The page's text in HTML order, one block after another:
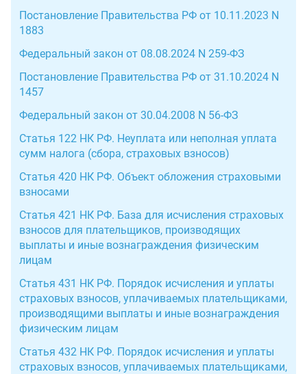
Постановление Правительства РФ от 10.11.2023 N
1883
Федеральный закон от 08.08.2024 N 259-ФЗ
Постановление Правительства РФ от 31.10.2024 N
1457
Федеральный закон от 30.04.2008 N 56-ФЗ
Статья 122 НК РФ. Неуплата или неполная уплата
сумм налога (сбора, страховых взносов)
Статья 420 НК РФ. Объект обложения страховыми
взносами
Статья 421 НК РФ. База для исчисления страховых
взносов для плательщиков, производящих
выплаты и иные вознаграждения физическим
лицам
Статья 431 НК РФ. Порядок исчисления и уплаты
страховых взносов, уплачиваемых плательщиками,
производящими выплаты и иные вознаграждения
физическим лицам
Статья 432 НК РФ. Порядок исчисления и уплаты
страховых взносов, уплачиваемых плательщиками,